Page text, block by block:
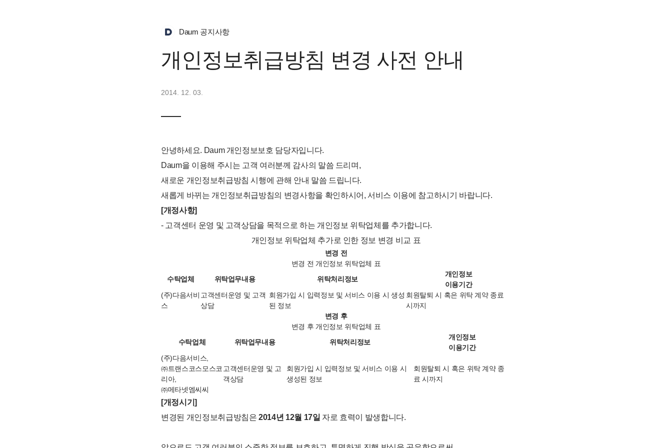
Daum 공지사항
개인정보취급방침 변경 사전 안내
2014. 12. 03.
안녕하세요. Daum 개인정보보호 담당자입니다.
Daum을 이용해 주시는 고객 여러분께 감사의 말씀 드리며,
새로운 개인정보취급방침 시행에 관해 안내 말씀 드립니다.
새롭게 바뀌는 개인정보취급방침의 변경사항을 확인하시어, 서비스 이용에 참고하시기 바랍니다.
[개정사항]
- 고객센터 운영 및 고객상담을 목적으로 하는 개인정보 위탁업체를 추가합니다.
개인정보 위탁업체 추가로 인한 정보 변경 비교 표
변경 전
변경 전 개인정보 위탁업체 표
수탁업체
위탁업무내용 위탁처리정보
개인정보
이용기간
(주)다음서비
스
고객센터운영 및 고객
상담
회원가입 시 입력정보 및 서비스 이용 시 생성
된 정보
회원탈퇴 시 혹은 위탁 계약 종료
시까지
변경 후
변경 후 개인정보 위탁업체 표
수탁업체
위탁업무내용 위탁처리정보
개인정보
이용기간
(주)다음서비스,
㈜트랜스코스모스코
리아,
㈜메타넷엠씨씨
고객센터운영 및 고
객상담
회원가입 시 입력정보 및 서비스 이용 시
생성된 정보
회원탈퇴 시 혹은 위탁 계약 종
료 시까지
[개정시기]
변경된 개인정보취급방침은2014년 12월 17일 자로 효력이 발생합니다.